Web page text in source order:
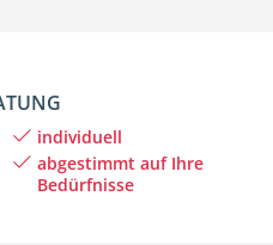
individuell
abgestimmt auf Ihre
Bedürfnisse